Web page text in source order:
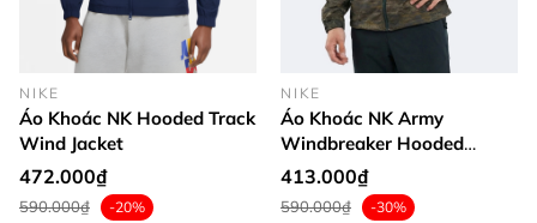
NIKE
Áo Khoác NK Hooded Track
Wind Jacket
472.000₫
590.000₫ -20%
NIKE
Áo Khoác NK Army
Windbreaker Hooded
Jacket
413.000₫
590.000₫ -30%